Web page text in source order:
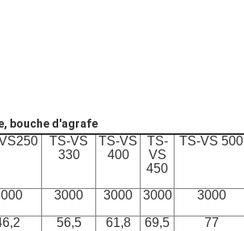
bouche d'agrafe
TS-VS
330
TS-VS
400
TS-
VS
450
TS-VS 500
3000 3000 3000
3000
56,5 61,8 69,5
77